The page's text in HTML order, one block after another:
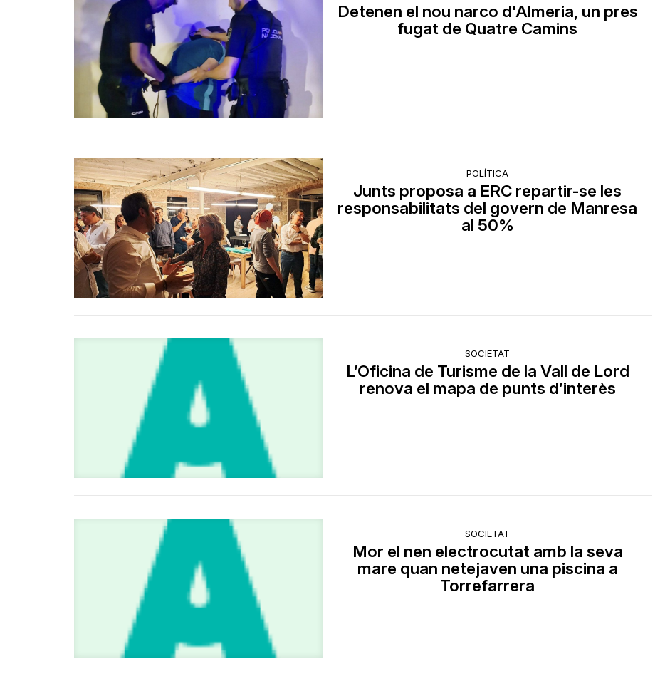
Detenen el nou narco d'Almeria, un pres
fugat de Quatre Camins
POLÍTICA
Junts proposa a ERC repartir-se les
responsabilitats del govern de Manresa
al 50%
SOCIETAT
​L’Oficina de Turisme de la Vall de Lord
renova el mapa de punts d’interès
SOCIETAT
Mor el nen electrocutat amb la seva
mare quan netejaven una piscina a
Torrefarrera